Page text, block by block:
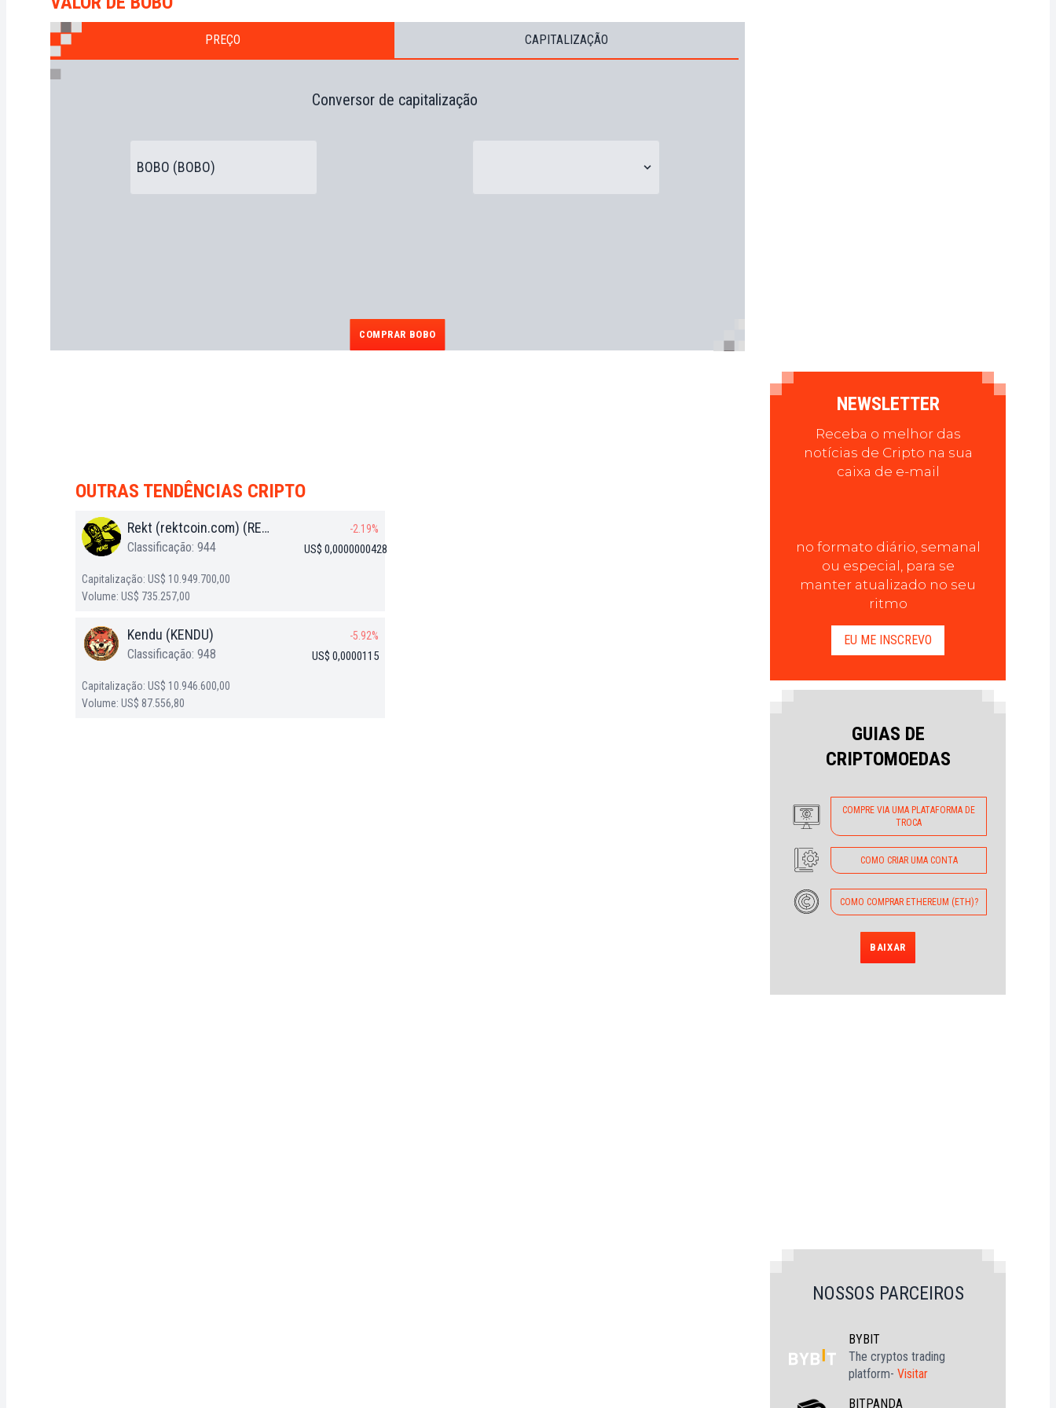
PREÇO CAPITALIZAÇÃO
Conversor de capitalização
COMPRAR BOBO
OUTRAS TENDÊNCIAS CRIPTO
Rekt (rektcoin.com) (REKT)
Classificação: 944
-2.19%
US$ 0,0000000428
Capitalização: US$ 10.949.700,00
Volume: US$ 735.257,00
Kendu (KENDU)
Classificação: 948
-5.92%
US$ 0,0000115
Capitalização: US$ 10.946.600,00
Volume: US$ 87.556,80
NEWSLETTER
Receba o melhor das
notícias de Cripto na sua
caixa de e-mail
no formato diário, semanal
ou especial, para se
manter atualizado no seu
ritmo
EU ME INSCREVO
GUIAS DE
CRIPTOMOEDAS
COMPRE VIA UMA PLATAFORMA DE
TROCA
COMO CRIAR UMA CONTA
COMO COMPRAR ETHEREUM (ETH)?
BAIXAR
NOSSOS PARCEIROS
BYBIT
The cryptos trading
platform- Visitar
BITPANDA